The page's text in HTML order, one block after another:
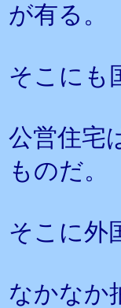
が有る。
そこにも
公営住宅
ものだ。
そこに外
なかなか